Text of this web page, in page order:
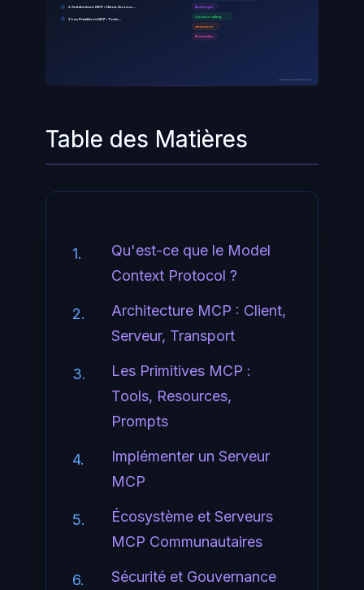
2 Architecture MCP : Client, Serveur…
3 Les Primitives MCP : Tools…
Anthropic
function calling
extensions
M modèles
ayinedjimi-consultants.fr
Table des Matières
1.
Qu'est-ce que le Model
Context Protocol ?
2.
Architecture MCP : Client,
Serveur, Transport
3.
Les Primitives MCP :
Tools, Resources,
Prompts
4.
Implémenter un Serveur
MCP
5.
Écosystème et Serveurs
MCP Communautaires
6.
Sécurité et Gouvernance